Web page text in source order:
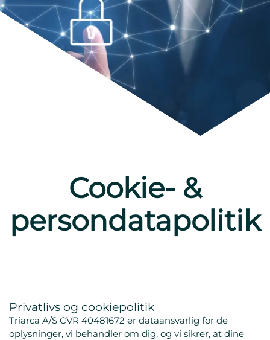
Cookie- &
persondatapolitik
Privatlivs og cookiepolitik
Triarca A/S CVR 40481672 er dataansvarlig for de
oplysninger, vi behandler om dig, og vi sikrer, at dine